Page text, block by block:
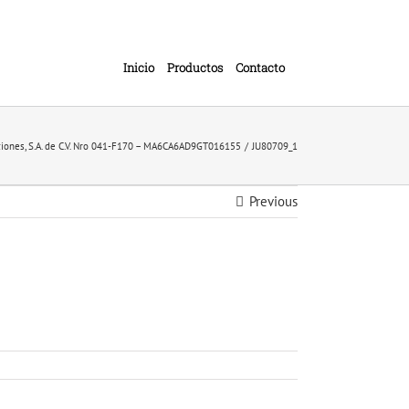
Inicio Productos Contacto
S.A. de C.V. Nro 041-F170 – MA6CA6AD9GT016155 JU80709_1
Previous